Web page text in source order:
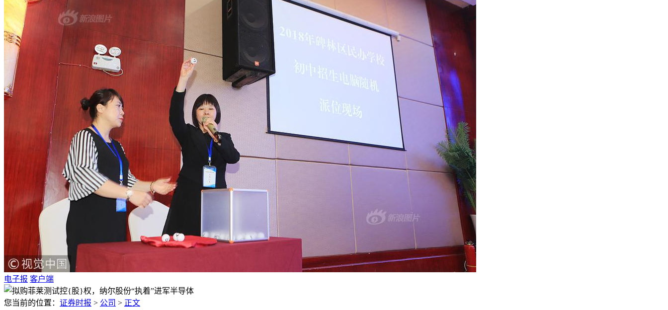
电子报 客户端
您当前的位置： 证券时报 > 公司 > 正文